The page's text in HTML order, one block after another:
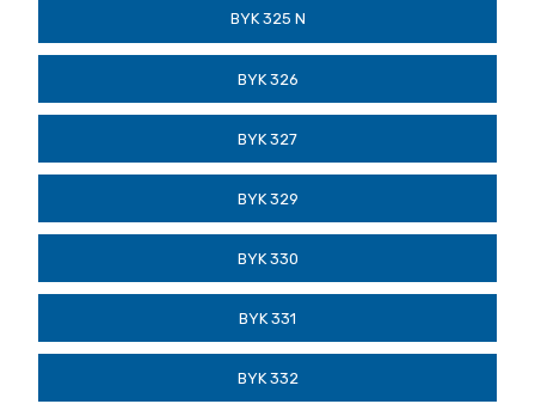
BYK 325 N
BYK 326
BYK 327
BYK 329
BYK 330
BYK 331
BYK 332